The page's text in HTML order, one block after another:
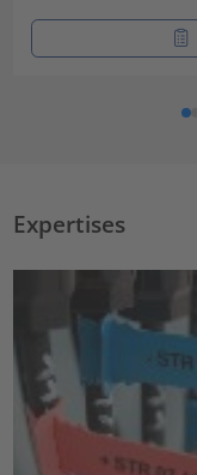
Expertises